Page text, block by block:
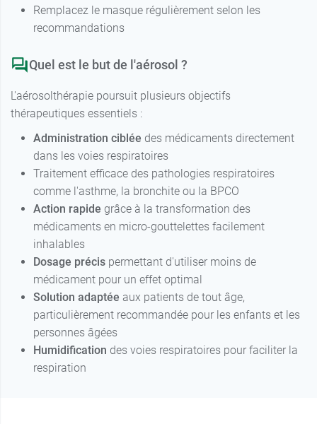
Remplacez le masque régulièrement selon les
recommandations
Quel est le but de l'aérosol ?
L'aérosolthérapie poursuit plusieurs objectifs
thérapeutiques essentiels :
Administration ciblée des médicaments directement
dans les voies respiratoires
Traitement efficace des pathologies respiratoires
comme l'asthme, la bronchite ou la BPCO
Action rapide grâce à la transformation des
médicaments en micro-gouttelettes facilement
inhalables
Dosage précis permettant d'utiliser moins de
médicament pour un effet optimal
Solution adaptée aux patients de tout âge,
particulièrement recommandée pour les enfants et les
personnes âgées
Humidification des voies respiratoires pour faciliter la
respiration